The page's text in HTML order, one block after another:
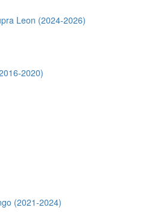
Leon (2024-2026)
2020)
(2021-2024)